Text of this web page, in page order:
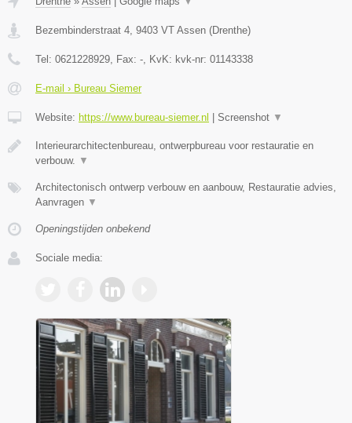
Bezembinderstraat 4, 9403 VT Assen (Drenthe)
Tel: 0621228929, Fax: -, KvK: kvk-nr: 01143338
E-mail › Bureau Siemer
Website: https://www.bureau-siemer.nl Screenshot ▼
Interieurarchitectenbureau, ontwerpbureau voor restauratie en
verbouw. ▼
Architectonisch ontwerp verbouw en aanbouw, Restauratie advies,
Aanvragen ▼
Openingstijden onbekend
Sociale media: